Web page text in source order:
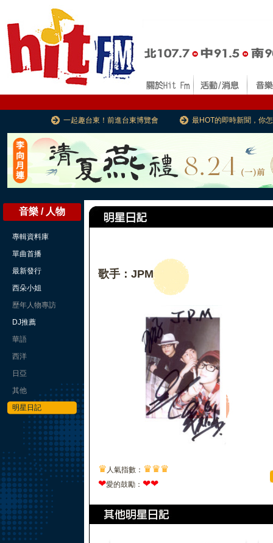
一起趣台東！前進台東博覽會 最HOT的即時新聞，你
音樂 / 人物
專輯資料庫
單曲首播
最新發行
西朵小姐
歷年人物專訪
DJ推薦
華語
西洋
日亞
其他
明星日記
歌手：JPM
♛ 人氣指數： ♛♛♛
❤愛的鼓勵： ❤❤